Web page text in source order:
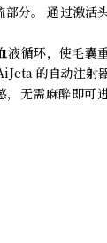
部分。 通过激活
液循环，使毛囊
的自动注射
，无需麻醉即可